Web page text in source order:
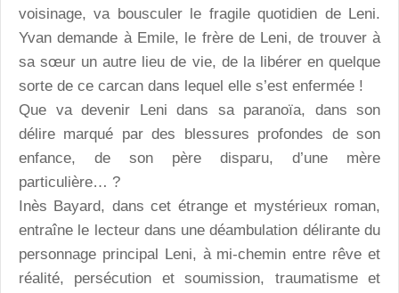
voisinage, va bousculer le fragile quotidien de Leni.
Yvan demande à Emile, le frère de Leni, de trouver à
sa sœur un autre lieu de vie, de la libérer en quelque
sorte de ce carcan dans lequel elle s’est enfermée !
Que va devenir Leni dans sa paranoïa, dans son
délire marqué par des blessures profondes de son
enfance, de son père disparu, d’une mère
particulière… ?
Inès Bayard, dans cet étrange et mystérieux roman,
entraîne le lecteur dans une déambulation délirante du
personnage principal Leni, à mi-chemin entre rêve et
réalité, persécution et soumission, traumatisme et